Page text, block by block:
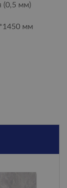
(0,5 мм)
мм